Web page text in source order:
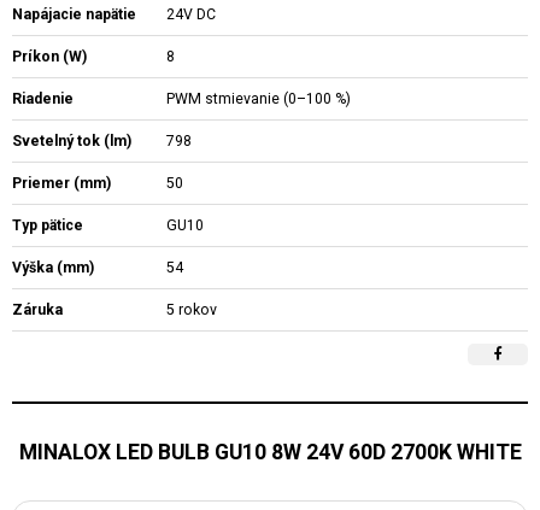
Napájacie napätie 24V DC
Príkon (W) 8
Riadenie PWM stmievanie (0–100 %)
Svetelný tok (lm) 798
Priemer (mm) 50
Typ pätice GU10
Výška (mm) 54
Záruka 5 rokov
MINALOX LED BULB GU10 8W 24V 60D 2700K WHITE